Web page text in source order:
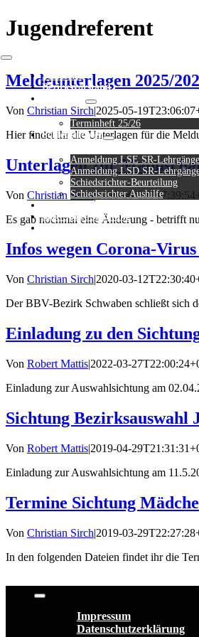
Zum
Inhalt
Toggle
NavigationStartseite
Bezirksvorstand
Terminheft 25/26
Schiedsrichter
Anmeldung LSE SR-Lehrgänge
Anmeldung LSD SR-
Schiedsrichter-Beurteilung
Schiedsrichter Aushilfe
Safe Sport Schulung
Jugendreferent
Meldeunterlagen 2025/
Von Christian Sirch|2025-05-
Hier findet ihr die Unterlagen für die
Unterlagen zur
Von Christian Sirch|2020-06-
Es gab nochmal eine Änderung - betrifft
Infos wegen Corona-
Von Christian Sirch|2020-03-
Der BBV-Bezirk Schwaben schließt sich
Einladung zu den
Von Robert Mattis|2022-03-
Einladung zur Auswahlsichtung am
Sichtung Bezirksauswahl
Von Robert Mattis|2019-04-
Einladung zur Auswahlsichtung am
Termine Sichtung
Von Christian Sirch|2019-03-
In den folgenden Dateien findet ihr die
Toggle
NavigationImpressum
Datenschutzerklärung